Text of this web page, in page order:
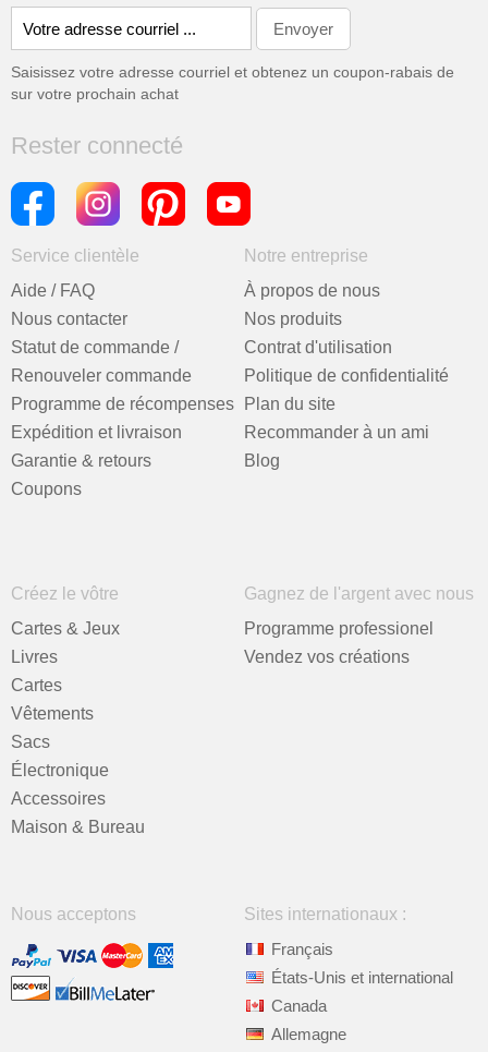
Saisissez votre adresse courriel et obtenez un coupon-rabais de
sur votre prochain achat
Rester connecté
Service clientèle
Aide / FAQ
Nous contacter
Statut de commande /
Renouveler commande
Programme de récompenses
Expédition et livraison
Garantie & retours
Coupons
Notre entreprise
À propos de nous
Nos produits
Contrat d'utilisation
Politique de confidentialité
Plan du site
Recommander à un ami
Blog
Créez le vôtre
Cartes & Jeux
Livres
Cartes
Vêtements
Sacs
Électronique
Accessoires
Maison & Bureau
Gagnez de l'argent avec nous
Programme professionel
Vendez vos créations
Nous acceptons
Sites internationaux :
Français
États-Unis et international
Canada
Allemagne